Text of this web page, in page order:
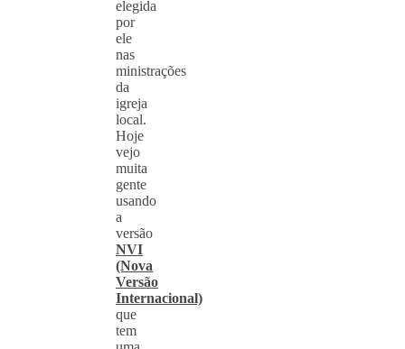
elegida
por
ele
nas
ministrações
da
igreja
local.
Hoje
vejo
muita
gente
usando
a
versão
NVI
(Nova
Versão
Internacional)
que
tem